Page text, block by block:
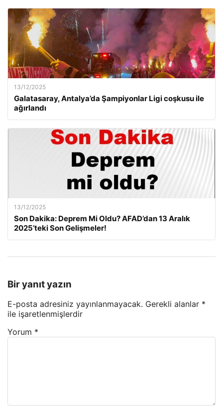
13/12/2025
Galatasaray, Antalya’da Şampiyonlar Ligi coşkusu ile
ağırlandı
13/12/2025
Son Dakika: Deprem Mi Oldu? AFAD’dan 13 Aralık
2025’teki Son Gelişmeler!
Bir yanıt yazın
E-posta adresiniz yayınlanmayacak. Gerekli alanlar *
ile işaretlenmişlerdir
Yorum *